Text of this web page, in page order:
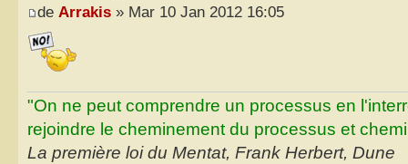
de Arrakis » Mar 10 Jan 2012 16:05
"On ne peut comprendre un processus en
rejoindre le cheminement du processus et
La première loi du Mentat, Frank Herbert, Dune